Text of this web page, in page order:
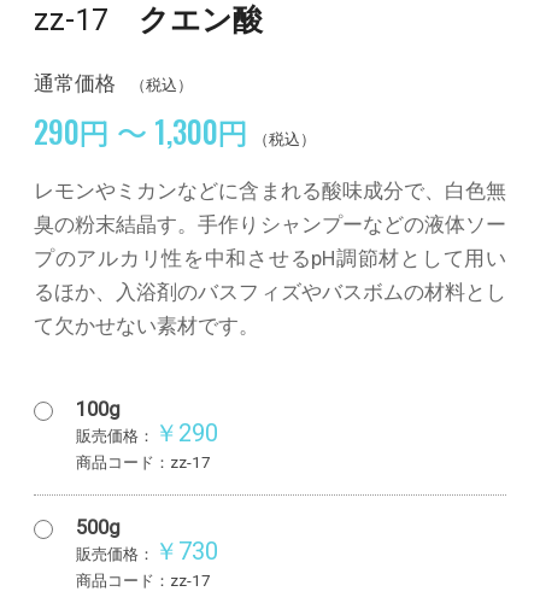
zz-17 クエン酸
通常価格 （税込）
290円 ～ 1,300円 （税込）
レモンやミカンなどに含まれる酸味成分で、白色無
臭の粉末結晶す。手作りシャンプーなどの液体ソー
プのアルカリ性を中和させるpH調節材として用い
るほか、入浴剤のバスフィズやバスボムの材料とし
て欠かせない素材です。
100g
販売価格： ￥290
商品コード：zz-17
500g
販売価格： ￥730
商品コード：zz-17